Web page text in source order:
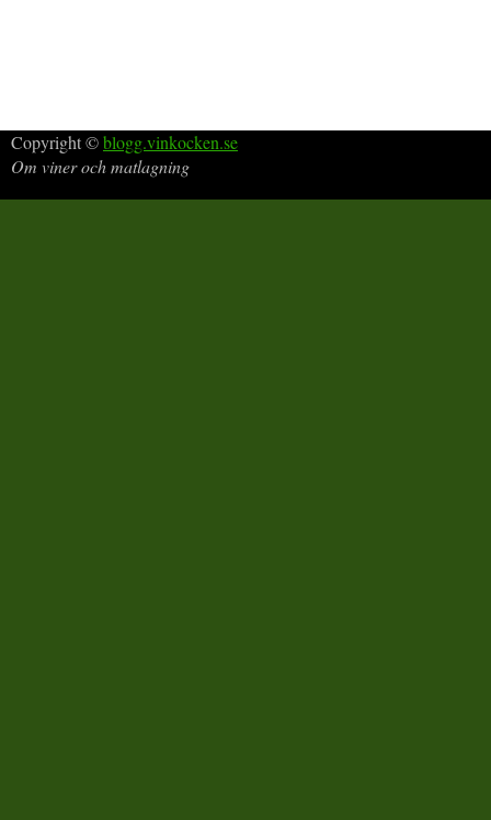
Copyright ©blogg.vinkocken.se
Om viner och matlagning